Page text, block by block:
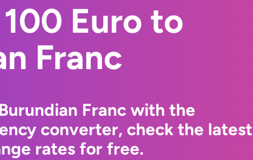
Euro to
Franc
Franc with the
converter, check the latest
rates for free.